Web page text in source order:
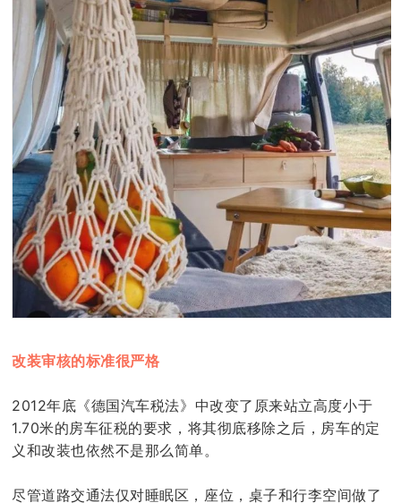
改装审核的标准很严格
2012年底《德国汽车税法》中改变了原来站立高度小于
1.70米的房车征税的要求，将其彻底移除之后，房车的定
义和改装也依然不是那么简单。
尽管道路交通法仅对睡眠区，座位，桌子和行李空间做了